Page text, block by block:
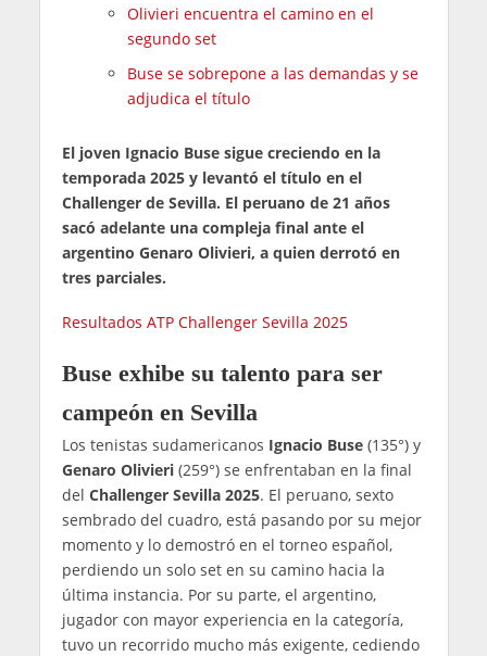
Olivieri encuentra el camino en el
segundo set
Buse se sobrepone a las demandas y se
adjudica el título
El joven Ignacio Buse sigue creciendo en la
temporada 2025 y levantó el título en el
Challenger de Sevilla. El peruano de 21 años
sacó adelante una compleja final ante el
argentino Genaro Olivieri, a quien derrotó en
tres parciales.
Resultados ATP Challenger Sevilla 2025
Buse exhibe su talento para ser
campeón en Sevilla
Los tenistas sudamericanos Ignacio Buse(135°) y
Genaro Olivieri(259°) se enfrentaban en la final
del Challenger Sevilla 2025. El peruano, sexto
sembrado del cuadro, está pasando por su mejor
momento y lo demostró en el torneo español,
perdiendo un solo set en su camino hacia la
última instancia. Por su parte, el argentino,
jugador con mayor experiencia en la categoría,
tuvo un recorrido mucho más exigente, cediendo